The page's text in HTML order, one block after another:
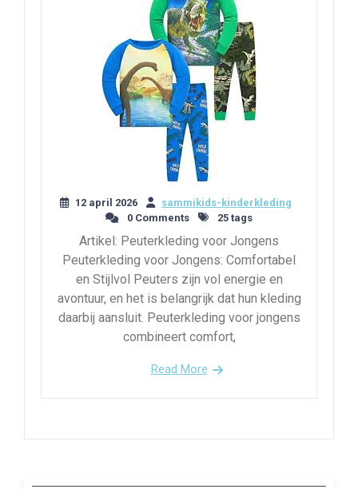
12 april 2026
sammikids-kinderkleding
0 Comments
25 tags
Artikel: Peuterkleding voor Jongens
Peuterkleding voor Jongens: Comfortabel
en Stijlvol Peuters zijn vol energie en
avontuur, en het is belangrijk dat hun kleding
daarbij aansluit. Peuterkleding voor jongens
combineert comfort,
Read More